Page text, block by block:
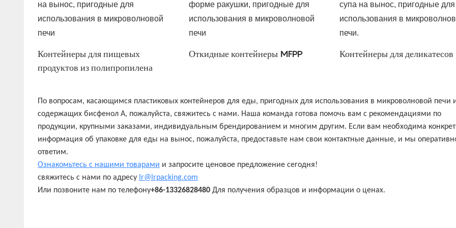
Контейнеры для пищевых
продуктов из полипропилена
Откидные контейнеры MFPP Контейнеры для деликатесов
По вопросам, касающимся пластиковых контейнеров для еды, пригодных для использования в микроволновой печи
содержащих бисфенол А, пожалуйста, свяжитесь с нами. Наша команда готова помочь вам с рекомендациями по
продукции, крупными заказами, индивидуальным брендированием и многим другим. Если вам необходима
информация об упаковке для еды на вынос, пожалуйста, предоставьте нам свои контактные данные, и мы
ответим.
Ознакомьтесь с нашими товарами и запросите ценовое предложение сегодня!
свяжитесь с нами по адресу lr@lrpacking.com
Или позвоните нам по телефону+86-13326828480Для получения образцов и информации о ценах.